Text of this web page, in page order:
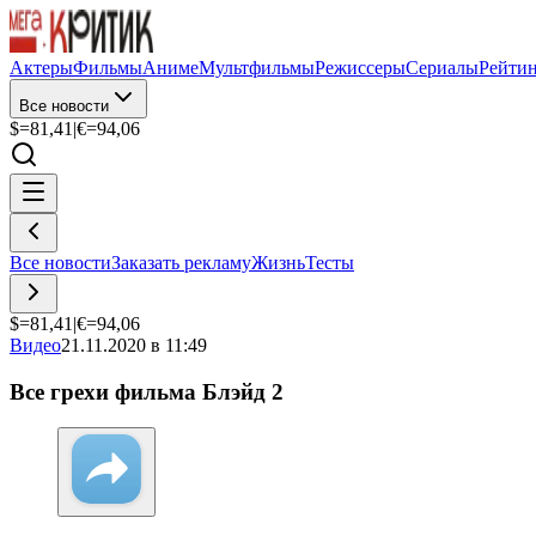
АктерыФильмыАнимеМультфильмыРежиссерыСериалы
Все новости
$=81,41 |€=94,06
Все новостиЗаказать рекламуЖизньТесты
$=81,41 |€=94,06
Видео21.11.2020 в 11:49
Все грехи фильма Блэйд 2